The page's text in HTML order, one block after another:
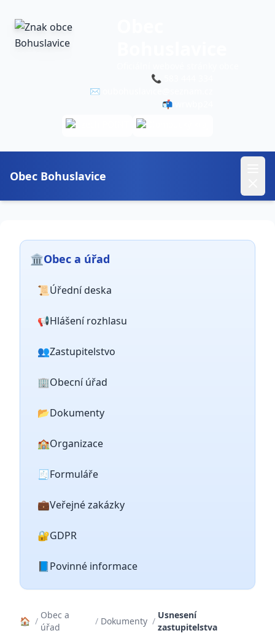
📞
✉️
📬 wrwbp24
Obec Bohuslavice
🏛️Obec a úřad
📜Úřední deska
📢Hlášení rozhlasu
👥Zastupitelstvo
🏢Obecní úřad
📂Dokumenty
🏫Organizace
🧾Formuláře
💼Veřejné zakázky
🔐GDPR
📘Povinné informace
🏠 /
Obec a
úřad
/ Dokumenty /
Usnesení
zastupitelstva